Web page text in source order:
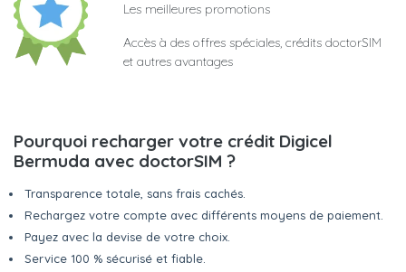
Les meilleures promotions
Accès à des offres spéciales, crédits doctorSIM
et autres avantages
Pourquoi recharger votre crédit Digicel
Bermuda avec doctorSIM ?
Transparence totale, sans frais cachés.
Rechargez votre compte avec différents moyens de paiement.
Payez avec la devise de votre choix.
Service 100 % sécurisé et fiable.